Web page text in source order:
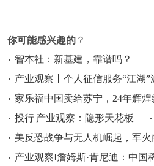
你可能感兴趣的 ？
智本社：新基建，靠谱吗？
产业观察丨个人征信服务“江湖”
家乐福中国卖给苏宁，24年辉煌
投行|产业观察：隐形天花板
美反恐战争与无人机崛起，军火
产业观察I詹姆斯·肯尼迪：中国